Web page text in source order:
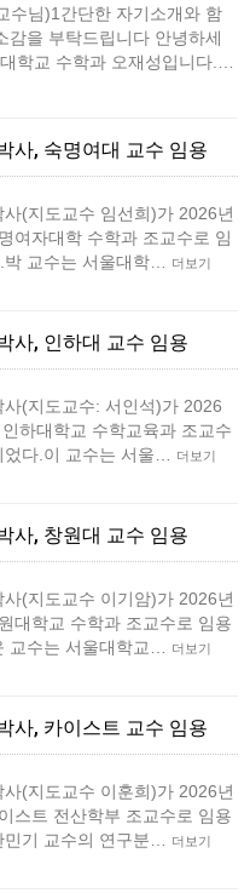
수님)1간단한 자기소개와 함
감을 부탁드립니다 안녕하세
학교 수학과 오재성입니다.…
사, 숙명여대 교수 임용
사(지도교수 임선희)가 2026년
여자대학 수학과 조교수로 임
박 교수는 서울대학…
더보기
사, 인하대 교수 임용
사(지도교수: 서인석)가 2026
하대학교 수학교육과 조교수
었다.이 교수는 서울…
더보기
사, 창원대 교수 임용
사(지도교수 이기암)가 2026년
대학교 수학과 조교수로 임용
교수는 서울대학교…
더보기
사, 카이스트 교수 임용
사(지도교수 이훈희)가 2026년
스트 전산학부 조교수로 임용
민기 교수의 연구분…
더보기